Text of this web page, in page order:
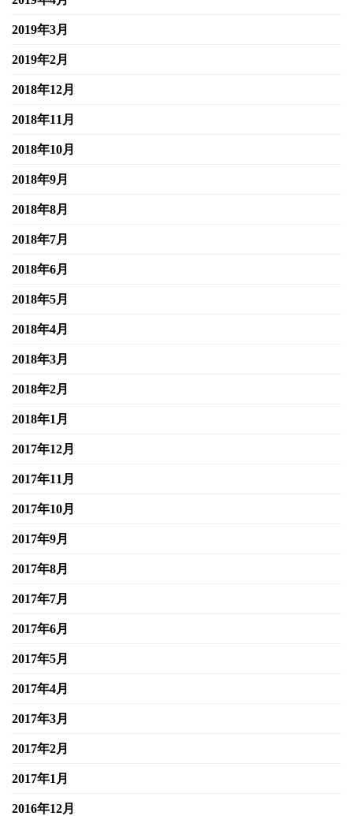
2019年3月
2019年2月
2018年12月
2018年11月
2018年10月
2018年9月
2018年8月
2018年7月
2018年6月
2018年5月
2018年4月
2018年3月
2018年2月
2018年1月
2017年12月
2017年11月
2017年10月
2017年9月
2017年8月
2017年7月
2017年6月
2017年5月
2017年4月
2017年3月
2017年2月
2017年1月
2016年12月